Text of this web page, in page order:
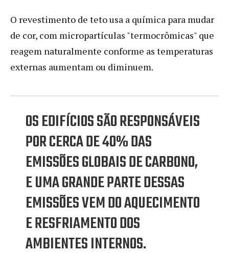
O revestimento de teto usa a química para mudar
de cor, com micropartículas "termocrômicas" que
reagem naturalmente conforme as temperaturas
externas aumentam ou diminuem.
OS EDIFÍCIOS SÃO RESPONSÁVEIS
POR CERCA DE 40% DAS
EMISSÕES GLOBAIS DE CARBONO,
E UMA GRANDE PARTE DESSAS
EMISSÕES VEM DO AQUECIMENTO
E RESFRIAMENTO DOS
AMBIENTES INTERNOS.